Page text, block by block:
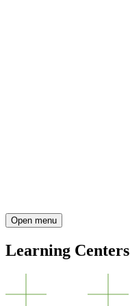
Open menu
Learning Centers